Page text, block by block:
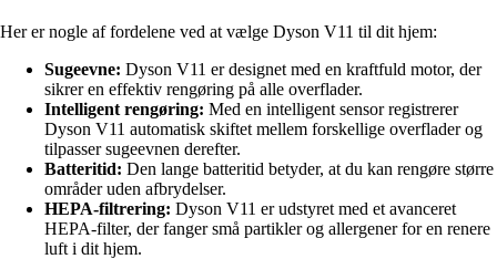
Her er nogle af fordelene ved at vælge Dyson V11 til dit hjem:
Sugeevne: Dyson V11 er designet med en kraftfuld motor, der
sikrer en effektiv rengøring på alle overflader.
Intelligent rengøring: Med en intelligent sensor registrerer
Dyson V11 automatisk skiftet mellem forskellige overflader og
tilpasser sugeevnen derefter.
Batteritid: Den lange batteritid betyder, at du kan rengøre større
områder uden afbrydelser.
HEPA-filtrering: Dyson V11 er udstyret med et avanceret
HEPA-filter, der fanger små partikler og allergener for en renere
luft i dit hjem.